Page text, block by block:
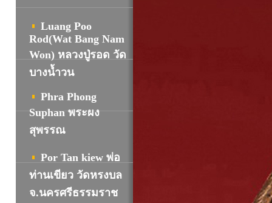
Luang Poo
Rod(Wat Bang Nam
Won) หลวงปู่รอด วัด
บางน้ำวน
Phra Phong
Suphan พระผง
สุพรรณ
Por Tan kiew พ่อ
ท่านเขียว วัดหรงบล
จ.นครศรีธรรมราช